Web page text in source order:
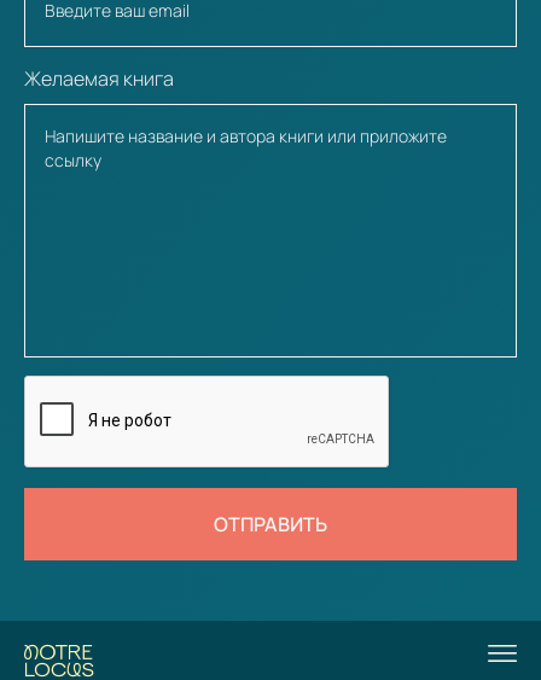
Желаемая книга
ОТПРАВИТЬ